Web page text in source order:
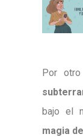
Por
bajo el
magia